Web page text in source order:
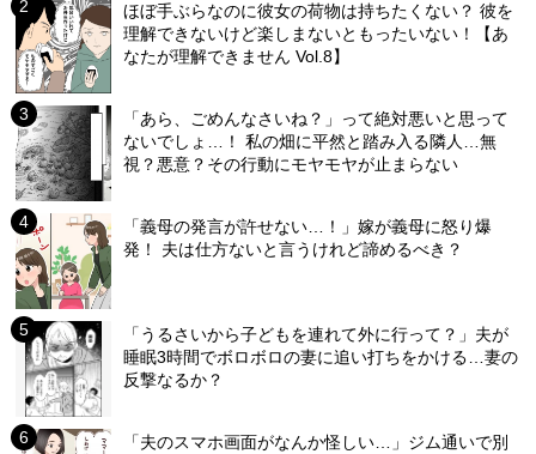
ほぼ手ぶらなのに彼女の荷物は持ちたくない？ 彼を
理解できないけど楽しまないともったいない！【あ
なたが理解できません Vol.8】
「あら、ごめんなさいね？」って絶対悪いと思って
ないでしょ…！ 私の畑に平然と踏み入る隣人…無
視？悪意？その行動にモヤモヤが止まらない
「義母の発言が許せない…！」嫁が義母に怒り爆
発！ 夫は仕方ないと言うけれど諦めるべき？
「うるさいから子どもを連れて外に行って？」夫が
睡眠3時間でボロボロの妻に追い打ちをかける…妻の
反撃なるか？
「夫のスマホ画面がなんか怪しい…」ジム通いで別